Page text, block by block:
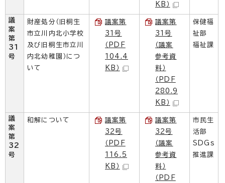
KB）
議
案
第
31
号
財産処分（旧桐生
市立川内北小学校
及び旧桐生市立川
内北幼稚園）につ
いて
議案第
31号
（PDF
104.4
KB）
議案第
31号
（議案
参考資
料）
（PDF
280.9
KB）
保健福
祉部
福祉課
議
案
第
32
号
和解について
議案第
32号
（PDF
116.5
KB）
議案第
32号
（議案
参考資
料）
（PDF
市民生
活部
SDGs
推進課